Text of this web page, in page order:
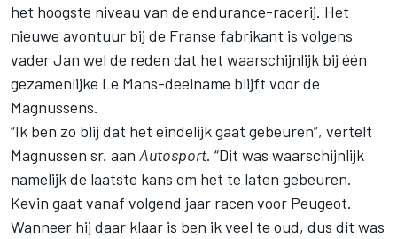
het hoogste niveau van de endurance-racerij. Het
nieuwe avontuur bij de Franse fabrikant is volgens
vader Jan wel de reden dat het waarschijnlijk bij één
gezamenlijke Le Mans-deelname blijft voor de
Magnussens.
“Ik ben zo blij dat het eindelijk gaat gebeuren”, vertelt
Magnussen sr. aan Autosport. “Dit was waarschijnlijk
namelijk de laatste kans om het te laten gebeuren.
Kevin gaat vanaf volgend jaar racen voor Peugeot.
Wanneer hij daar klaar is ben ik veel te oud, dus dit was